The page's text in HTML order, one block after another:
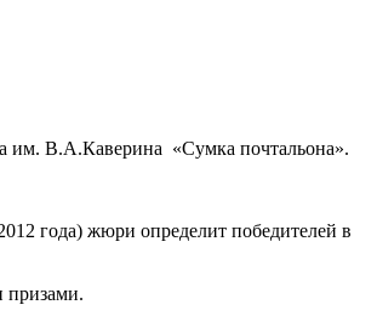
им. В.А.Каверина «Сумка почтальона».
года) жюри определит победителей в
призами.